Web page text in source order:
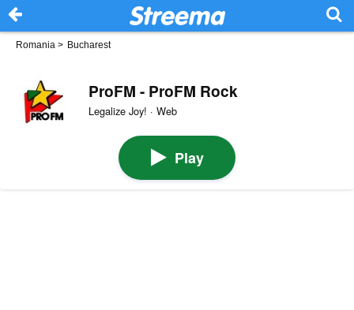
Romania > Bucharest
ProFM - ProFM Rock
Legalize Joy! · Web
Play